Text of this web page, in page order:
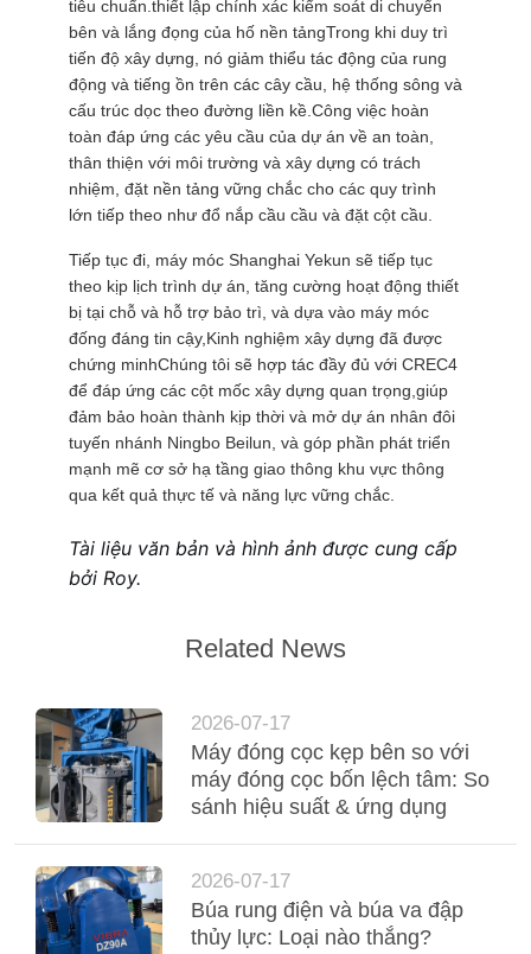
tiêu chuẩn.thiết lập chính xác kiểm soát di chuyển
bên và lắng đọng của hố nền tảngTrong khi duy trì
tiến độ xây dựng, nó giảm thiểu tác động của rung
động và tiếng ồn trên các cây cầu, hệ thống sông và
cấu trúc dọc theo đường liền kề.Công việc hoàn
toàn đáp ứng các yêu cầu của dự án về an toàn,
thân thiện với môi trường và xây dựng có trách
nhiệm, đặt nền tảng vững chắc cho các quy trình
lớn tiếp theo như đổ nắp cầu cầu và đặt cột cầu.
Tiếp tục đi, máy móc Shanghai Yekun sẽ tiếp tục
theo kịp lịch trình dự án, tăng cường hoạt động thiết
bị tại chỗ và hỗ trợ bảo trì, và dựa vào máy móc
đống đáng tin cậy,Kinh nghiệm xây dựng đã được
chứng minhChúng tôi sẽ hợp tác đầy đủ với CREC4
để đáp ứng các cột mốc xây dựng quan trọng,giúp
đảm bảo hoàn thành kịp thời và mở dự án nhân đôi
tuyến nhánh Ningbo Beilun, và góp phần phát triển
mạnh mẽ cơ sở hạ tầng giao thông khu vực thông
qua kết quả thực tế và năng lực vững chắc.
Tài liệu văn bản và hình ảnh được cung cấp
bởi Roy.
Related News
2026-07-17
Máy đóng cọc kẹp bên so với
máy đóng cọc bốn lệch tâm: So
sánh hiệu suất & ứng dụng
2026-07-17
Búa rung điện và búa va đập
thủy lực: Loại nào thắng?